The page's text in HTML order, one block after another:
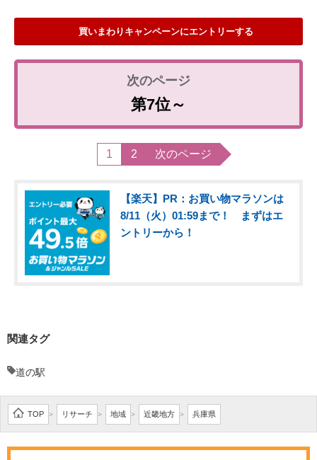
買いまわりキャンペーンにエントリーする
第7位～
1 2 次のページ
【楽天】PR：お買い物マラソンは
8/11（火）01:59まで！ まずはエ
ントリーから！
関連タグ
道の駅
TOP > リサーチ > 地域 > 近畿地方 > 兵庫県